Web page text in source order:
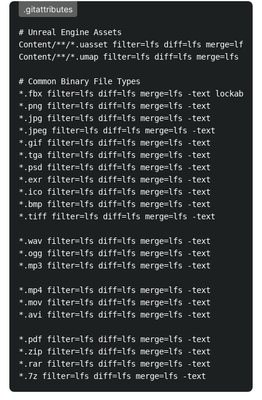
.gitattributes
# Unreal Engine Assets
Content/**/*.uasset filter=lfs diff=lfs merge=lfs -
Content/**/*.umap filter=lfs diff=lfs merge=lfs -
# Common Binary File Types
*.fbx filter=lfs diff=lfs merge=lfs -text lockable
*.png filter=lfs diff=lfs merge=lfs -text
*.jpg filter=lfs diff=lfs merge=lfs -text
*.jpeg filter=lfs diff=lfs merge=lfs -text
*.gif filter=lfs diff=lfs merge=lfs -text
*.tga filter=lfs diff=lfs merge=lfs -text
*.psd filter=lfs diff=lfs merge=lfs -text
*.exr filter=lfs diff=lfs merge=lfs -text
*.ico filter=lfs diff=lfs merge=lfs -text
*.bmp filter=lfs diff=lfs merge=lfs -text
*.tiff filter=lfs diff=lfs merge=lfs -text
*.wav filter=lfs diff=lfs merge=lfs -text
*.ogg filter=lfs diff=lfs merge=lfs -text
*.mp3 filter=lfs diff=lfs merge=lfs -text
*.mp4 filter=lfs diff=lfs merge=lfs -text
*.mov filter=lfs diff=lfs merge=lfs -text
*.avi filter=lfs diff=lfs merge=lfs -text
*.pdf filter=lfs diff=lfs merge=lfs -text
*.zip filter=lfs diff=lfs merge=lfs -text
*.rar filter=lfs diff=lfs merge=lfs -text